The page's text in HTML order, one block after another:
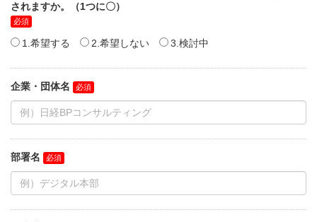
されますか。（1つに〇）
1.希望する 2.希望しない 3.検討中
企業・団体名
部署名